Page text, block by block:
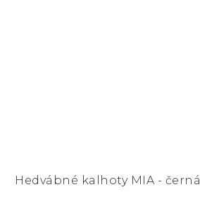
Hedvábné kalhoty MIA - černá